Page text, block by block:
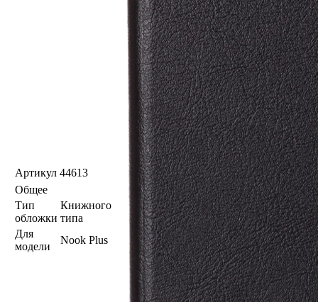
Артикул 44613
Общее
Тип
обложки
Книжного
типа
Для
модели
Nook Plus